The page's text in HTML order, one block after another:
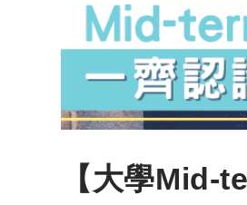
【大學Mid-